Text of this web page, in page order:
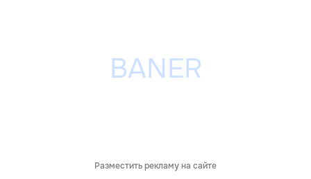
Разместить рекламу на сайте